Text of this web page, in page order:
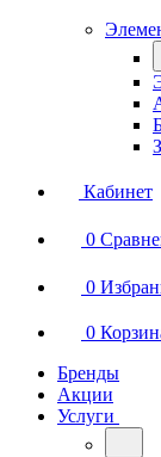
Кабинет
0
0
0
Бренды
Акции
Услуги